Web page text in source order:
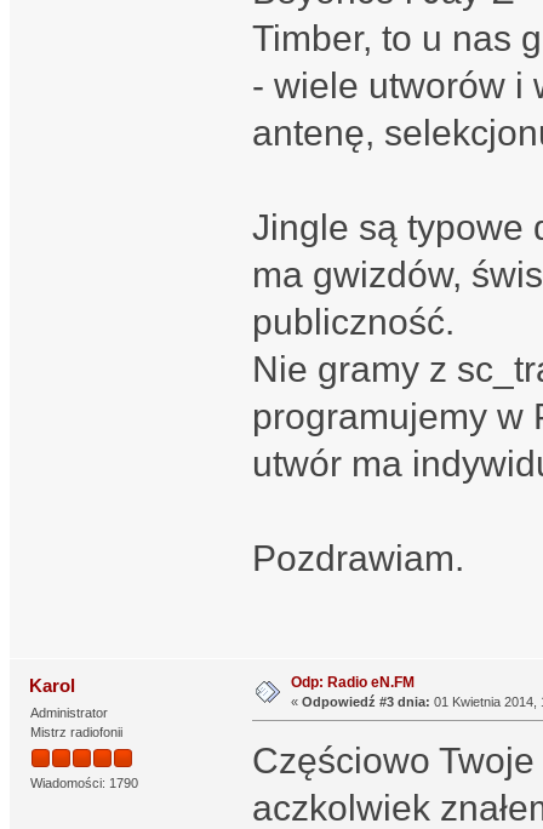
Timber, to u nas
- wiele utworów i
antenę,
Jingle są typowe
ma gwizdów,
publiczność.
Nie gramy z
programujemy w
utwór ma
Pozdrawiam.
Karol
Administrator
Mistrz radiofonii
Wiadomości: 1790
Odp: Radio eN.FM
« Odpowiedź #3 dnia: 01 Kwietnia 2014,
Częściowo
aczkolwiek